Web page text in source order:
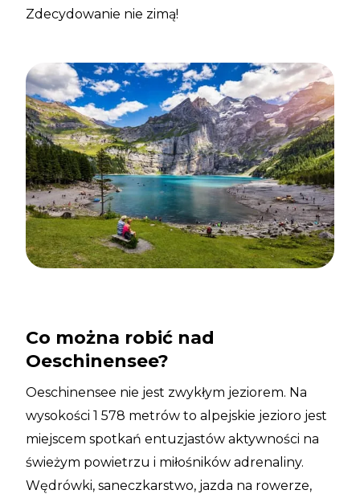
Zdecydowanie nie zimą!
Co można robić nad
Oeschinensee?
Oeschinensee nie jest zwykłym jeziorem. Na
wysokości 1 578 metrów to alpejskie jezioro jest
miejscem spotkań entuzjastów aktywności na
świeżym powietrzu i miłośników adrenaliny.
Wędrówki, saneczkarstwo, jazda na rowerze,